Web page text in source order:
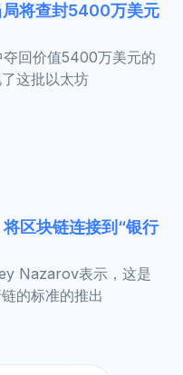
局将查封5400万美元
回价值5400万美元的
这批以太坊
区块链连接到“银行
Nazarov表示，这是
的标准的推出